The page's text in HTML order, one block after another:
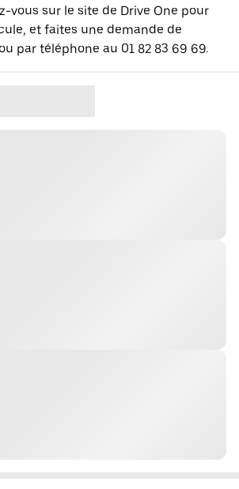
vous sur le site de Drive One pour
et faites une demande de
par téléphone au 01 82 83 69 69.